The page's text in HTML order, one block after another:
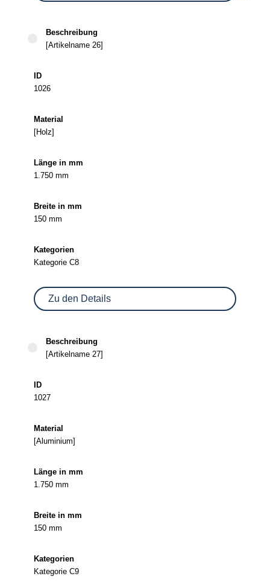
[Artikelname 26]
1026
[Holz]
1.750 mm
150 mm
Kategorie C8
Zu den Details
[Artikelname 27]
1027
[Aluminium]
1.750 mm
150 mm
Kategorie C9